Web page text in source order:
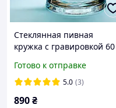
Стеклянная пивная
кружка с гравировкой 60
юбилей бокал для мужа
папа дедушка вторая
Готово к отправке
5.0 (3)
890₴